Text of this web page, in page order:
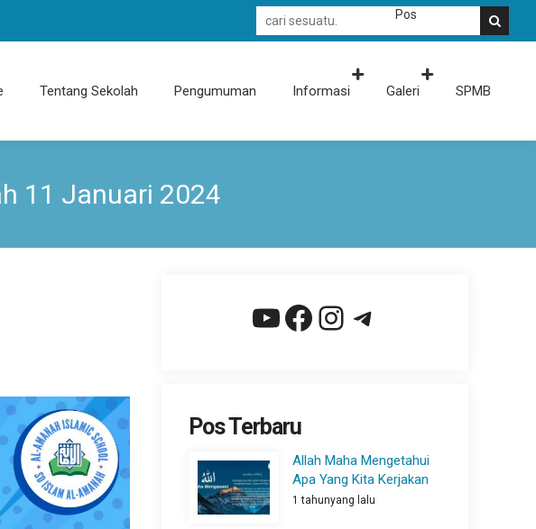
PKBM AL-AMANAH "Akhlak terpuji
Tentang Sekolah Pengumuman Informasi Galeri SPMB
11 Januari 2024
YouTube
Facebook
Instagram
Telegram
Pos Terbaru
Allah Maha Mengetahui
Apa Yang Kita Kerjakan
1 tahunyang lalu